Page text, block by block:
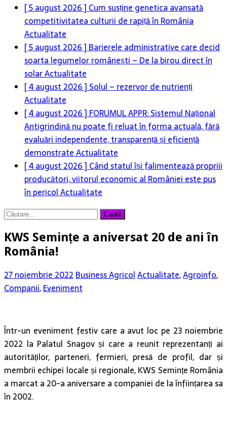
[ 5 august 2026 ] Cum susține genetica avansată
competitivitatea culturii de rapiță în România
Actualitate
[ 5 august 2026 ] Barierele administrative care decid
soarta legumelor românești – De la birou direct în
solarActualitate
[ 4 august 2026 ] Solul – rezervor de nutrienți
Actualitate
[ 4 august 2026 ] FORUMUL APPR: Sistemul Național
Antigrindină nu poate fi reluat în forma actuală, fără
evaluări independente, transparență și eficiență
demonstrateActualitate
[ 4 august 2026 ] Când statul își falimentează propriii
producători, viitorul economic al României este pus
în pericolActualitate
Caută
KWS Semințe a aniversat 20 de ani în
România!
27 noiembrie 2022Business AgricolActualitate,Agroinfo,
Companii,Eveniment
Într-un eveniment festiv care a avut loc pe 23 noiembrie
2022 la Palatul Snagov și care a reunit reprezentanți ai
autorităților, parteneri, fermieri, presă de profil, dar și
membrii echipei locale și regionale, KWS Semințe România
a marcat a 20-a aniversare a companiei de la înființarea sa
în 2002.